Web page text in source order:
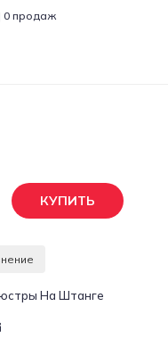
0 продаж
КУПИТЬ
На Штанге